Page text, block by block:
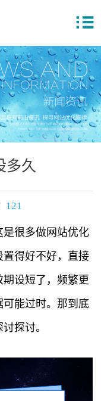
多久
121
很多做网站优化
置得好不好，直接
设短了，频繁更
能过时。那到底
探讨。